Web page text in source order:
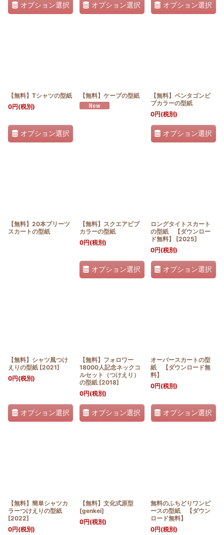
オプション選択 オプション選択 オプション選択
【無料】Tシャツの型紙
0円(税別)
オプション選択
【無料】ケープの型紙
【無料】ペンタゴンビ
ブカラーの型紙
0円(税別)
オプション選択
【無料】20本プリーツ
スカートの型紙
【無料】スクエアビブ
カラーの型紙
0円(税別)
オプション選択
ロングタイトスカート
の型紙 【ダウンロー
ド無料】
[2025]
0円(税別)
オプション選択
【無料】シャツ風つけ
えりの型紙 [2021]
0円(税別)
オプション選択
【無料】フォロワー
18000人記念ネックコ
ルセット（つけえり）
の型紙 [2018]
0円(税別)
オプション選択
オーバースカートの型
紙 【ダウンロード無
料】
0円(税別)
オプション選択
【無料】簡単シャツカ
ラーつけえりの型紙
[2022]
0円(税別)
【無料】文化式原型
[genkei]
0円(税別)
無料のふちどりワンピ
ースの型紙 【ダウン
ロード無料】
0円(税別)